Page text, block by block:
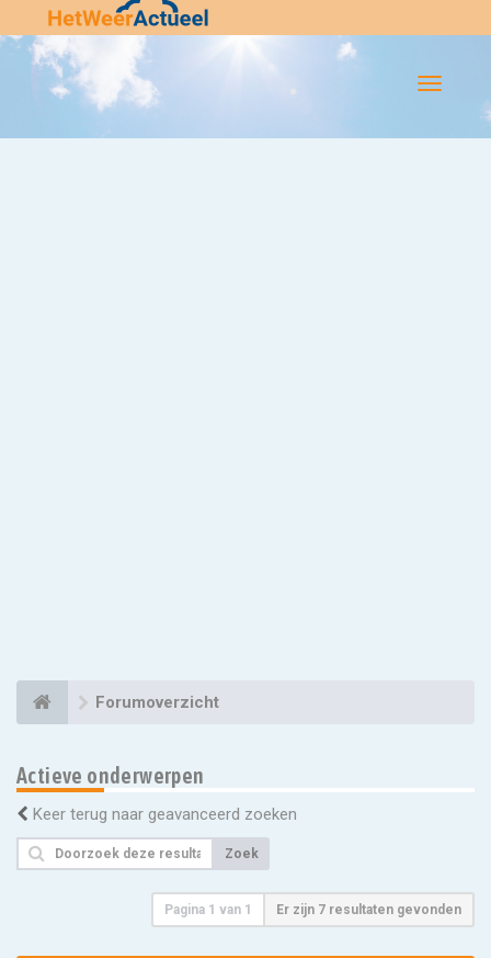
Flip-
Forumoverzicht
Actieve onderwerpen
Keer terug naar geavanceerd zoeken
Zoek
Pagina 1 van 1 Er zijn 7 resultaten gevonden